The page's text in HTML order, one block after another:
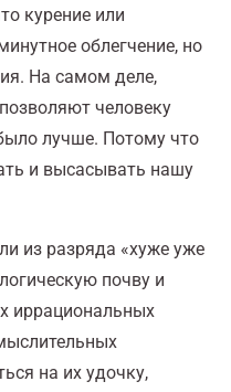
курение или
облегчение, но
На самом деле,
человеку
лучше. Потому что
и высасывать нашу
из разряда «хуже уже
почву и
иррациональных
на их удочку,